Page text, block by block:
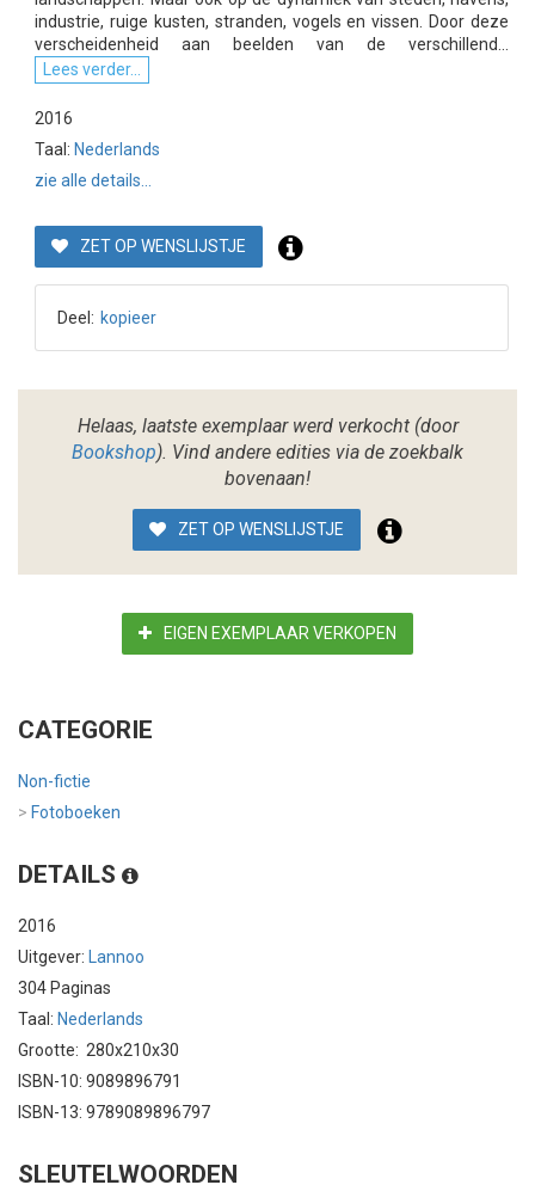
industrie, ruige kusten, stranden, vogels en vissen. Door deze
verscheidenheid aan beelden van de verschillend...
Lees verder...
2016
Taal: Nederlands
zie alle details...
ZET OP WENSLIJSTJE
Deel: kopieer
Helaas, laatste exemplaar werd verkocht (door
Bookshop). Vind andere edities via de zoekbalk
bovenaan!
ZET OP WENSLIJSTJE
EIGEN EXEMPLAAR VERKOPEN
CATEGORIE
Non-fictie
> Fotoboeken
DETAILS
2016
Uitgever: Lannoo
304 Paginas
Taal: Nederlands
Grootte: 280x210x30
ISBN-10: 9089896791
ISBN-13: 9789089896797
SLEUTELWOORDEN